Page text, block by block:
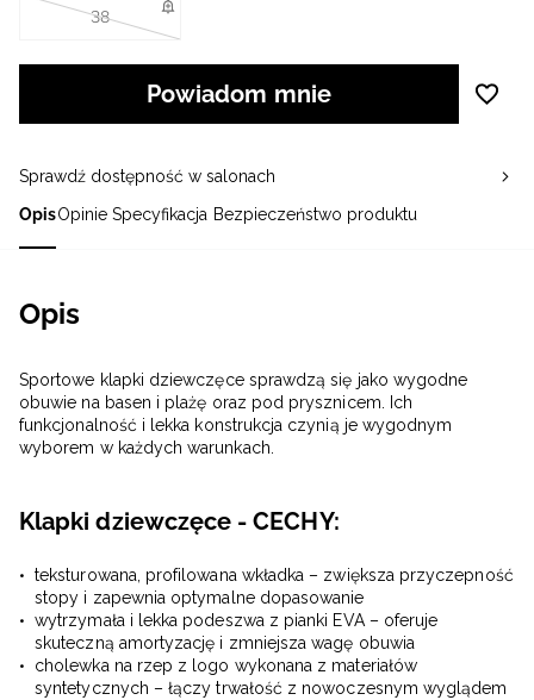
OpisOpinie Specyfikacja Bezpieczeństwo produktu
Opis
Sportowe klapki dziewczęce sprawdzą się jako wygodne
obuwie na basen i plażę oraz pod prysznicem. Ich
funkcjonalność i lekka konstrukcja czynią je wygodnym
wyborem w każdych warunkach.
Klapki dziewczęce - CECHY:
teksturowana, profilowana wkładka – zwiększa przyczepność
stopy i zapewnia optymalne dopasowanie
wytrzymała i lekka podeszwa z pianki EVA – oferuje
skuteczną amortyzację i zmniejsza wagę obuwia
cholewka na rzep z logo wykonana z materiałów
syntetycznych – łączy trwałość z nowoczesnym wyglądem
38
Powiadom mnie
Sprawdź dostępność w salonach